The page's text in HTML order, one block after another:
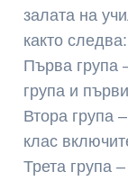
залата на
както следва:
Първа група
група и
Втора група
клас
Трета група